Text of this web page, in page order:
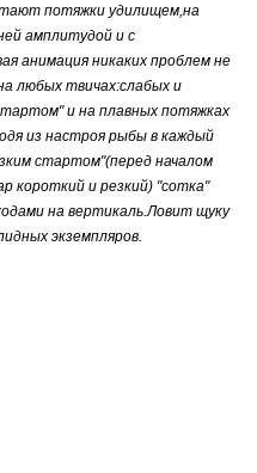
потяжки удилищем,на
амплитудой и с
анимация никаких проблем не
любых твичах:слабых и
и на плавных потяжках
из настроя рыбы в каждый
стартом"(перед началом
короткий и резкий) "сотка"
на вертикаль.Ловит щуку
экземпляров.